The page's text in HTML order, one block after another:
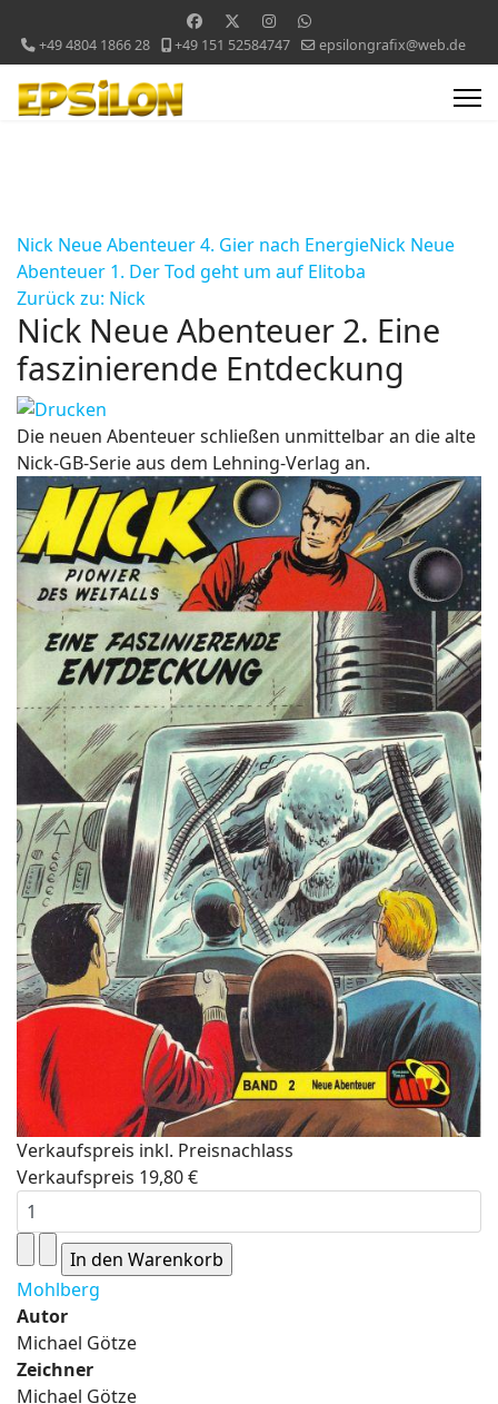
+49 4804 1866 28 +49 151 52584747 epsilongrafix@web.de
Nick Neue Abenteuer 4. Gier nach EnergieNick Neue
Abenteuer 1. Der Tod geht um auf Elitoba
Zurück zu: Nick
Nick Neue Abenteuer 2. Eine
faszinierende Entdeckung
Die neuen Abenteuer schließen unmittelbar an die alte
Nick-GB-Serie aus dem Lehning-Verlag an.
Verkaufspreis inkl. Preisnachlass
Verkaufspreis 19,80 €
Mohlberg
Autor
Michael Götze
Zeichner
Michael Götze